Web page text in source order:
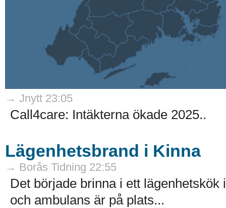
→ Jnytt 23:05
Call4care: Intäkterna ökade 2025..
Lägenhetsbrand i Kinna
→ Borås Tidning 22:55
Det började brinna i ett
och ambulans är på plats...